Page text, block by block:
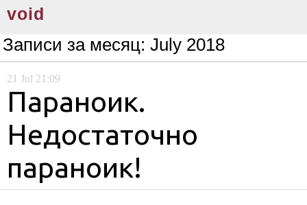
void
Записи за месяц: July 2018
21 Jul 21:09
Параноик.
Недостаточно
параноик!